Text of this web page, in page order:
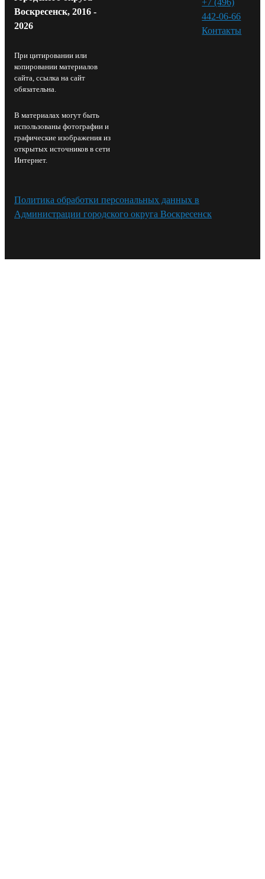
Воскресенск, 2016 -
2026
При цитировании или
копировании материалов
сайта, ссылка на сайт
обязательна.
В материалах могут быть
использованы фотографии и
графические изображения из
открытых источников в сети
Интернет.
442-06-66
Контакты⁠
Политика обработки персональных данных в
Администрации городского округа Воскресенск